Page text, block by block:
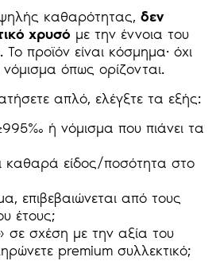
καθαρότητας,δεν
χρυσό με την έννοια του
Το προϊόν είναι κόσμημα· όχι
όπως ορίζονται.
απλό, ελέγξτε τα εξής:
ή νόμισμα που πιάνει τα
καθαρά είδος/ποσότητα στο
επιβεβαιώνεται από τους
έτους;
σε σχέση με την αξία του
premium συλλεκτικό;